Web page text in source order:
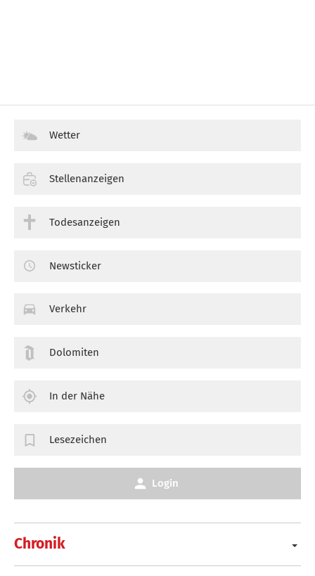
Chronik
Wetter
Stellenanzeigen
Todesanzeigen
Newsticker
Verkehr
Dolomiten
In der Nähe
Lesezeichen
Login